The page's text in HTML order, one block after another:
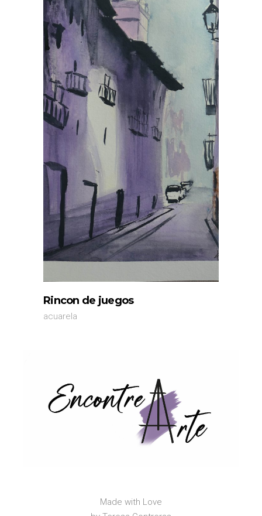
Rincon de juegos
acuarela
Made with Love